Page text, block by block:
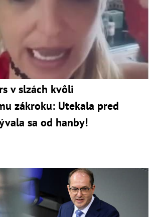
v slzách kvôli
zákroku: Utekala pred
sa od hanby!